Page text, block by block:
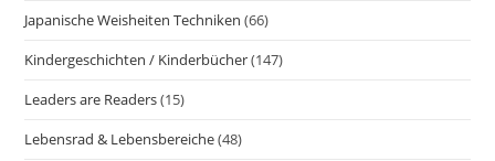
Japanische Weisheiten Techniken (66)
Kindergeschichten / Kinderbücher(147)
Leaders are Readers(15)
Lebensrad & Lebensbereiche(48)